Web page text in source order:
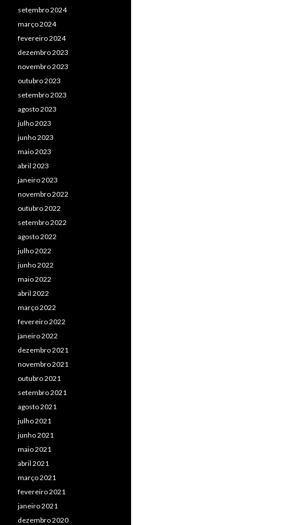
setembro 2024
março 2024
fevereiro 2024
dezembro 2023
novembro 2023
outubro 2023
setembro 2023
agosto 2023
julho 2023
junho 2023
maio 2023
abril 2023
janeiro 2023
novembro 2022
outubro 2022
setembro 2022
agosto 2022
julho 2022
junho 2022
maio 2022
abril 2022
março 2022
fevereiro 2022
janeiro 2022
dezembro 2021
novembro 2021
outubro 2021
setembro 2021
agosto 2021
julho 2021
junho 2021
maio 2021
abril 2021
março 2021
fevereiro 2021
janeiro 2021
dezembro 2020